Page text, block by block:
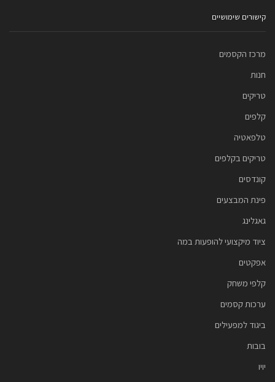
קישורים שימושיים
מרכז הקסמים
חנות
טריקים
קלפים
טלפאטיה
טריקים בקלפים
קונדסים
פינת המבצעים
גאגלינג
ציוד מיקצועי להופעות במה
אפקטים
קלפי משחק
ערכות קסמים
ביגוד למפעילים
בובות
יויו